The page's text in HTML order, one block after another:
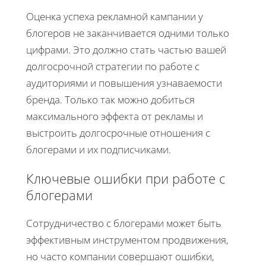
Оценка успеха рекламной кампании у
блогеров не заканчивается одними только
цифрами. Это должно стать частью вашей
долгосрочной стратегии по работе с
аудиториями и повышения узнаваемости
бренда. Только так можно добиться
максимального эффекта от рекламы и
выстроить долгосрочные отношения с
блогерами и их подписчиками.
Ключевые ошибки при работе с
блогерами
Сотрудничество с блогерами может быть
эффективным инструментом продвижения,
но часто компании совершают ошибки,